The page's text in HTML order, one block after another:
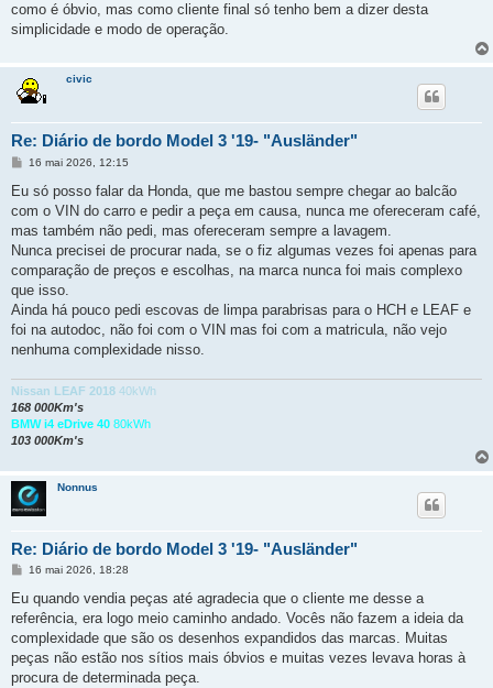
como é óbvio, mas como cliente final só tenho bem a dizer desta
simplicidade e modo de operação.
civic
Re: Diário de bordo Model 3 '19- "Ausländer"
M
n
a
g
m
16 mai 2026, 12:15
Eu só posso falar da Honda, que me bastou sempre chegar ao balcão
com o VIN do carro e pedir a peça em causa, nunca me ofereceram café,
mas também não pedi, mas ofereceram sempre a lavagem.
Nunca precisei de procurar nada, se o fiz algumas vezes foi apenas para
comparação de preços e escolhas, na marca nunca foi mais complexo
que isso.
Ainda há pouco pedi escovas de limpa parabrisas para o HCH e LEAF e
foi na autodoc, não foi com o VIN mas foi com a matricula, não vejo
nenhuma complexidade nisso.
Nissan LEAF 2018 40kWh
168 000Km's
BMW i4 eDrive 40 80kWh
103 000Km's
Nonnus
Re: Diário de bordo Model 3 '19- "Ausländer"
M
n
a
g
m
16 mai 2026, 18:28
Eu quando vendia peças até agradecia que o cliente me desse a
referência, era logo meio caminho andado. Vocês não fazem a ideia da
complexidade que são os desenhos expandidos das marcas. Muitas
peças não estão nos sítios mais óbvios e muitas vezes levava horas à
procura de determinada peça.